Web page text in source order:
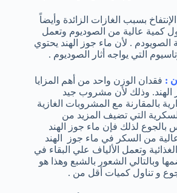
بسبب الغازات الزائدة وأيضاً
كمية عالية من الصوديوم وتعمل
. لأن ماء جوز الهند يحتوي
التي يواجه أثار الصوديوم .
فقدان الوزن واحد من أهم المزايا
وذلك لأن مشروب جيد
بالمقارنة مع المشروبات الغازية
التي تضيف المزيد من
بالجوع لذلك فإن ماء جوز الهند
عالية من السكر في ماء جوز الهند
وتعمل الألياف علي البقاء في
وبالتالي الشعور بالشبع وهذا هو
و تناول كميات أقل من .